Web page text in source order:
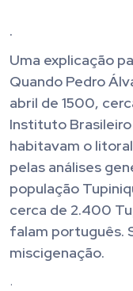
.
Uma explicação
Quando Pedro
abril de 1500,
Instituto
habitavam o
pelas análises
população
cerca de 2.400
falam português.
miscigenação.
.